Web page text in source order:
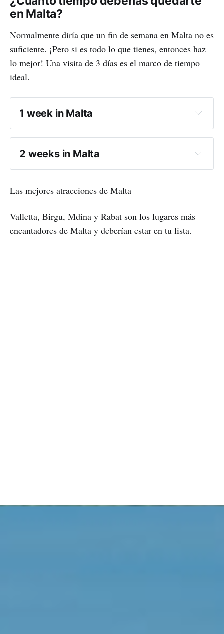
en Malta?
Normalmente diría que un fin de semana en Malta no es
suficiente. ¡Pero si es todo lo que tienes, entonces haz
lo mejor! Una visita de 3 días es el marco de tiempo
ideal.
1 week in Malta
2 weeks in Malta
Las mejores atracciones de Malta
Valletta, Birgu, Mdina y Rabat son los lugares más
encantadores de Malta y deberían estar en tu lista.